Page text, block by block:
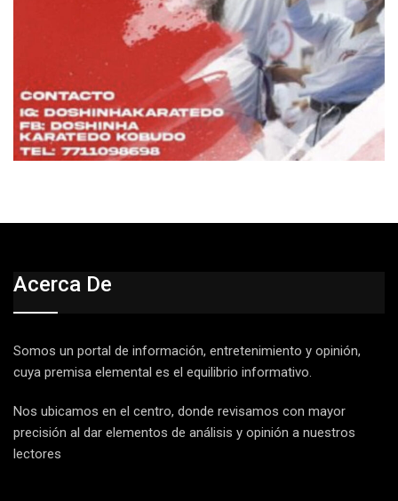
Acerca De
Somos un portal de información, entretenimiento y opinión,
cuya premisa elemental es el equilibrio informativo.
Nos ubicamos en el centro, donde revisamos con mayor
precisión al dar elementos de análisis y opinión a nuestros
lectores